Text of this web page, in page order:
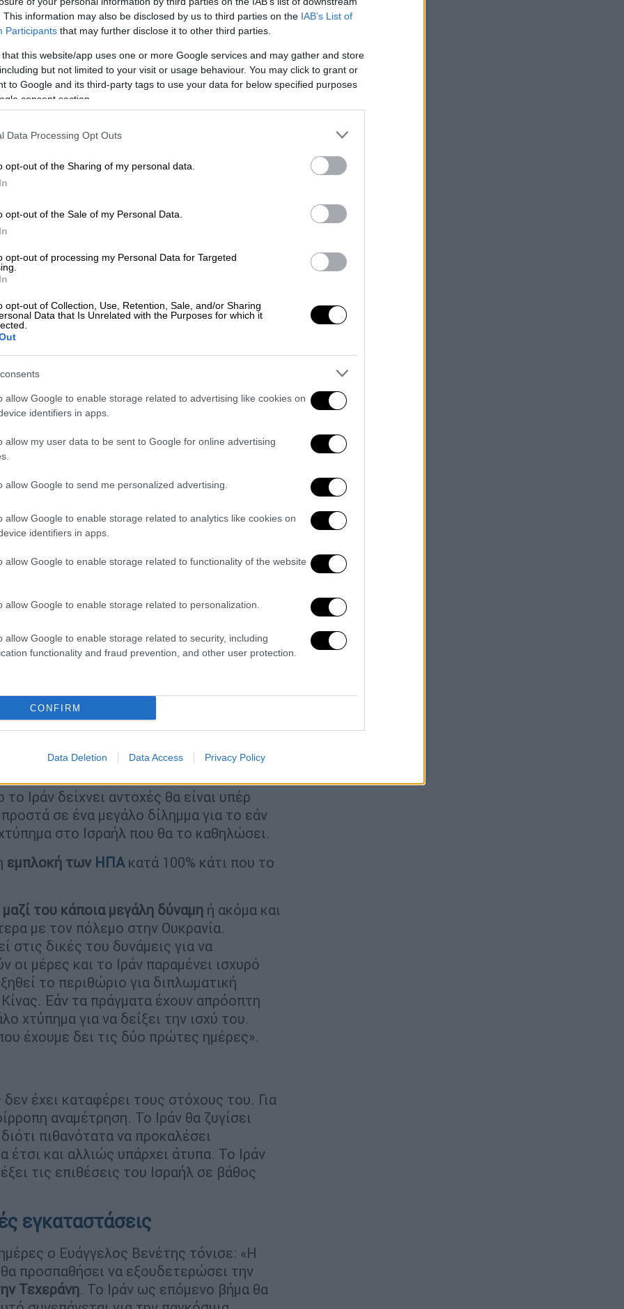
This information may also be disclosed by us to third parties on the IAB’s List of
Participants that may further disclose it to other third parties.
that this website/app uses one or more Google services and may gather and store
but not limited to your visit or usage behaviour. You may click to grant or
to Google and its third-party tags to use your data for below specified purposes
consent section.
Data Processing Opt Outs
opt-out of the Sharing of my personal data.
opt-out of the Sale of my Personal Data.
opt-out of processing my Personal Data for Targeted
opt-out of Collection, Use, Retention, Sale, and/or Sharing
Data that Is Unrelated with the Purposes for which it
allow Google to enable storage related to advertising like cookies on
identifiers in apps.
allow my user data to be sent to Google for online advertising
allow Google to send me personalized advertising.
allow Google to enable storage related to analytics like cookies on
identifiers in apps.
allow Google to enable storage related to functionality of the website
allow Google to enable storage related to personalization.
allow Google to enable storage related to security, including
functionality and fraud prevention, and other user protection.
CONFIRM
Data Deletion Data Access Privacy Policy
στο Ισραήλ με πυραύλους και
Μέση Ανατολή που «φλέγεται»
μέχρι το τέλοςΙουνίου θα είναικρίσιμο
του Ισραήλ
ο εισβολέας. Το Ισραήλ είναι φανερό
ως αντανάκλαση της στήριξης από τις
Ιράν σε στρατιωτικό και πυρηνικό
στόχος είναι η ανατροπή
η εξόντωση του ίδιου τουΑγιατολάχ
με δύο τρόπους: Με εσωτερική
θρησκευτικού ηγέτη. Η τελευταία
εντός του Ιράν».
στοχεύει ευθέως στην εσωτερική
θέλει να σφυροκοπήσει το Ιράν για να
την ανασφάλεια στο εσωτερικό του
εντός της χώρας. Να σημειώσουμε
κάλεσε σε εξέγερσητους Ιρανούς. Αυτό
το Ισραήλ πετύχει τον στρατιωτικό του
Ιράν
το Ιράν
μετά την πρώτη επίθεση που δέχτηκε
μεγάλη επίθεση δείχνει την στρατιωτική
αποτροπής ξεπερνώντας τον αρχικό
του στρατού δεν σήμανε και την
εάν το Ιράν θα καταφέρει να έχει
επιθέσεις σε βάρος του Ισραήλ.
τα χτυπήματα στιςενεργειακές
».
χτύπημα
Ιράν δείχνει αντοχές θα είναι υπέρ
σε ένα μεγάλο δίλημμα για το εάν
στο Ισραήλ που θα το καθηλώσει.
εμπλοκή των ΗΠΑ κατά 100% κάτι που το
μαζί του κάποια μεγάλη δύναμη ή ακόμα και
με τον πόλεμο στην Ουκρανία.
στις δικές του δυνάμεις για να
οι μέρες και το Ιράν παραμένει ισχυρό
το περιθώριο για διπλωματική
Εάν τα πράγματα έχουν απρόοπτη
χτύπημα για να δείξει την ισχύ του.
έχουμε δει τις δύο πρώτες ημέρες».
έχει καταφέρει τους στόχους του. Για
αναμέτρηση. Το Ιράν θα ζυγίσει
πιθανότατα να προκαλέσει
και αλλιώς υπάρχει άτυπα. Το Ιράν
τις επιθέσεις του Ισραήλ σε βάθος
εγκαταστάσεις
ο Ευάγγελος Βενέτης τόνισε: «Η
προσπαθήσει να εξουδετερώσει την
Τεχεράνη. Το Ιράν ως επόμενο βήμα θα